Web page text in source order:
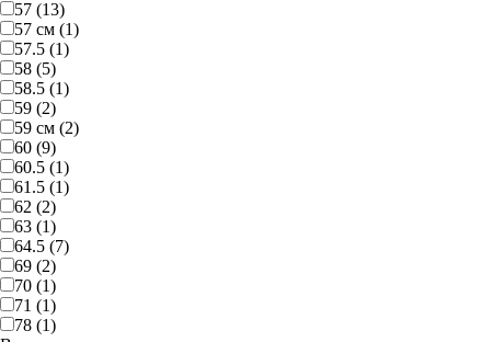
57 (13)
57 см (1)
57.5 (1)
58 (5)
58.5 (1)
59 (2)
59 см (2)
60 (9)
60.5 (1)
61.5 (1)
62 (2)
63 (1)
64.5 (7)
69 (2)
70 (1)
71 (1)
78 (1)